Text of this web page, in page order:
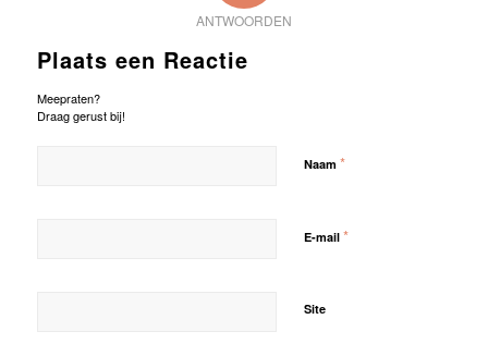
ANTWOORDEN
Plaats een Reactie
Meepraten?
Draag gerust bij!
Naam *
E-mail *
Site